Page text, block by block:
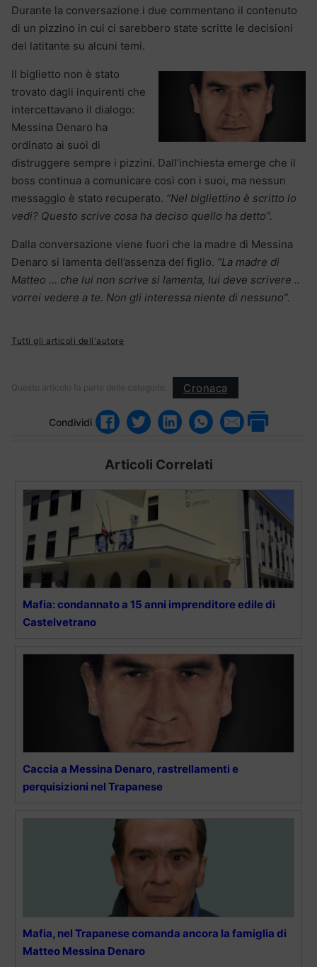
Durante la conversazione i due commentano il contenuto
di un pizzino in cui ci sarebbero state scritte le decisioni
del latitante su alcuni temi.
Il biglietto non è stato
trovato dagli inquirenti che
intercettavano il dialogo:
Messina Denaro ha
ordinato ai suoi di
distruggere sempre i pizzini. Dall’inchiesta emerge che il
boss continua a comunicare così con i suoi, ma nessun
messaggio è stato recuperato. “Nel bigliettino è scritto lo
vedi? Questo scrive cosa ha deciso quello ha detto”.
Dalla conversazione viene fuori che la madre di Messina
Denaro si lamenta dell’assenza del figlio. “La madre di
Matteo … che lui non scrive si lamenta, lui deve scrivere ..
vorrei vedere a te. Non gli interessa niente di nessuno”.
Tutti gli articoli dell'autore
Questo articolo fa parte delle categorie: Cronaca
Condividi
Articoli Correlati
Mafia: condannato a 15 anni imprenditore edile di
Castelvetrano
Caccia a Messina Denaro, rastrellamenti e
perquisizioni nel Trapanese
Mafia, nel Trapanese comanda ancora la famiglia di
Matteo Messina Denaro